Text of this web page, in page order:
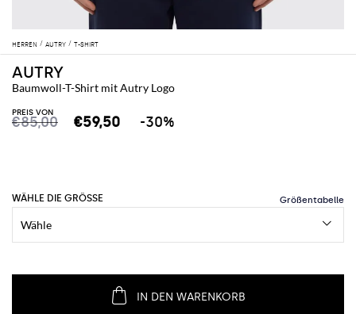
HERREN AUTRY T-SHIRT
AUTRY
Baumwoll-T-Shirt mit Autry Logo
PREIS VON
€85,00 €59,50 -30%
WÄHLE DIE GRÖSSE
IN DEN WARENKORB